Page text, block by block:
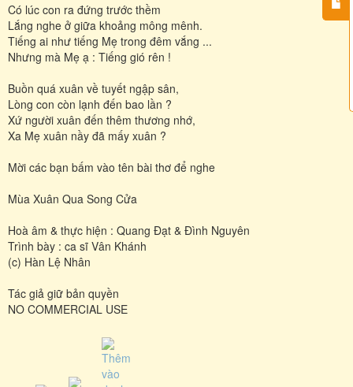
Có lúc con ra đứng trước thềm
Lắng nghe ở giữa khoảng mông mênh.
Tiếng ai như tiếng Mẹ trong đêm vắng ...
Nhưng mà Mẹ ạ : Tiếng gió rên !
Buồn quá xuân về tuyết ngập sân,
Lòng con còn lạnh đến bao lần ?
Xứ người xuân đến thêm thương nhớ,
Xa Mẹ xuân nầy đã mấy xuân ?
Mời các bạn bấm vào tên bài thơ để nghe
Mùa Xuân Qua Song Cửa
Hoà âm & thực hiện : Quang Đạt & Đình Nguyên
Trình bày : ca sĩ Vân Khánh
(c) Hàn Lệ Nhân
Tác giả giữ bản quyền
NO COMMERCIAL USE